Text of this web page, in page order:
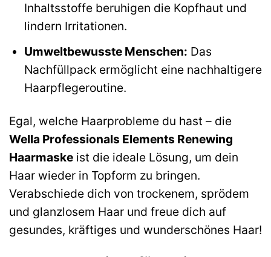
Inhaltsstoffe beruhigen die Kopfhaut und
lindern Irritationen.
Umweltbewusste Menschen: Das
Nachfüllpack ermöglicht eine nachhaltigere
Haarpflegeroutine.
Egal, welche Haarprobleme du hast – die
Wella Professionals Elements Renewing
Haarmaske ist die ideale Lösung, um dein
Haar wieder in Topform zu bringen.
Verabschiede dich von trockenem, sprödem
und glanzlosem Haar und freue dich auf
gesundes, kräftiges und wunderschönes Haar!